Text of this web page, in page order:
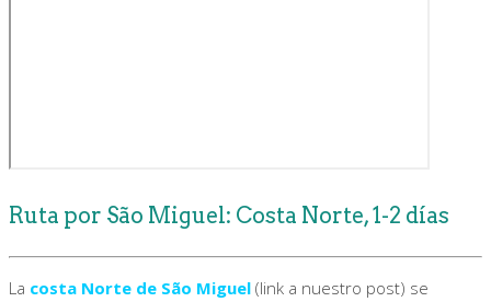
Ruta por São Miguel: Costa Norte, 1-2 días
La costa Norte de São Miguel (link a nuestro post) se